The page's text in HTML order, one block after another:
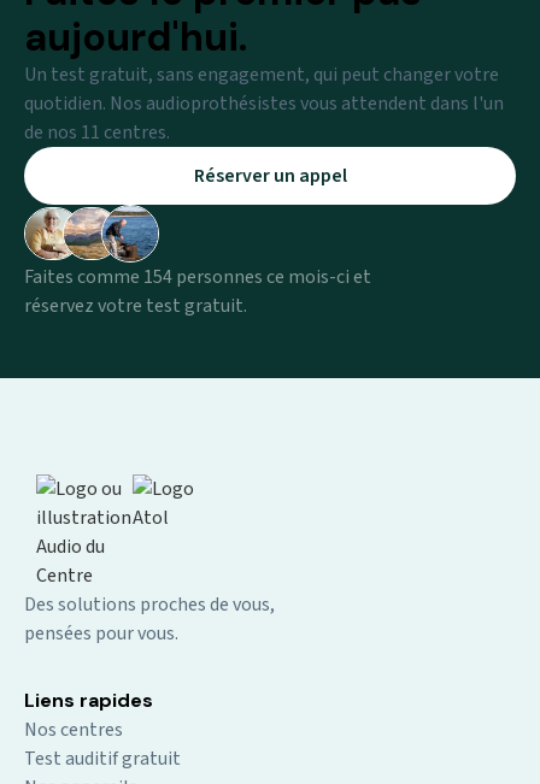
aujourd'hui.
Un test gratuit, sans engagement, qui peut changer votre
quotidien. Nos audioprothésistes vous attendent dans l'un
de nos 11 centres.
Réserver un appel
Faites comme 154 personnes ce mois-ci et
réservez votre test gratuit.
Des solutions proches de vous,
pensées pour vous.
Liens rapides
Nos centres
Test auditif gratuit